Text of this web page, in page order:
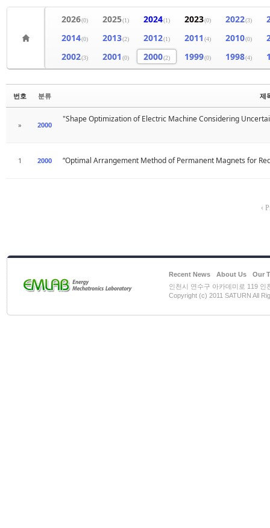
2026(0) 2025(1) 2024(1) 2023(0) 2022(3)
2014(0) 2013(2) 2012(1) 2011 (4) 2010(0)
2002(3) 2001 (0) 2000(2) 1999(0) 1998(4)
번호 분류 제
» 2000
"Shape Optimization of Electric Machine Considering
1 2000 “Optimal Arrangement Method of Permanent Magnets for
‹
Recent News About Us
Our
인천시 연수구 아카데미로 119 인
Copyright (c) 2011 SATURN All